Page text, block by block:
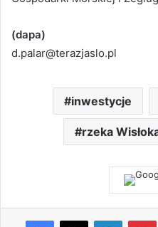
(dapa)
d.palar@terazjaslo.pl
inwestycje
rzeka
Facebook
X LinkedIn